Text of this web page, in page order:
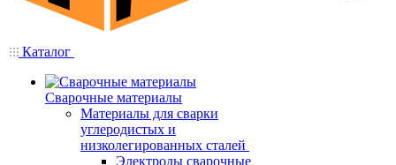
Каталог
Сварочные материалы
Материалы для сварки
углеродистых и
низколегированных сталей
Электроды сварочные